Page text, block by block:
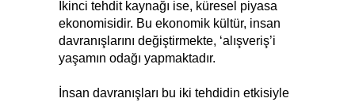
İkinci tehdit kaynağı ise, küresel piyasa
ekonomisidir. Bu ekonomik kültür, insan
davranışlarını değiştirmekte, ‘alışveriş’i
yaşamın odağı yapmaktadır.
İnsan davranışları bu iki tehdidin etkisiyle